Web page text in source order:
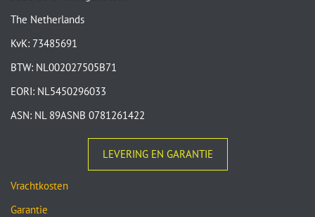
The Netherlands
KvK: 73485691
BTW: NL002027505B71
EORI: NL5450296033
ASN: NL 89ASNB 0781261422
LEVERING EN GARANTIE
Vrachtkosten
Garantie